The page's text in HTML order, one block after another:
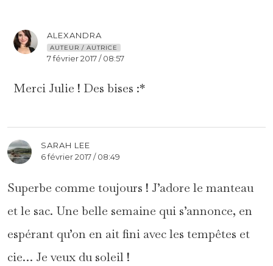
ALEXANDRA
AUTEUR / AUTRICE
7 février 2017 / 08:57
Merci Julie ! Des bises :*
SARAH LEE
6 février 2017 / 08:49
Superbe comme toujours ! J’adore le manteau
et le sac. Une belle semaine qui s’annonce, en
espérant qu’on en ait fini avec les tempêtes et
cie… Je veux du soleil !